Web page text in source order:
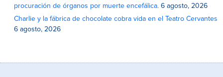
procuración de órganos por muerte encefálica. 6 agosto, 2026
Charlie y la fábrica de chocolate cobra vida en el Teatro Cervantes
6 agosto, 2026